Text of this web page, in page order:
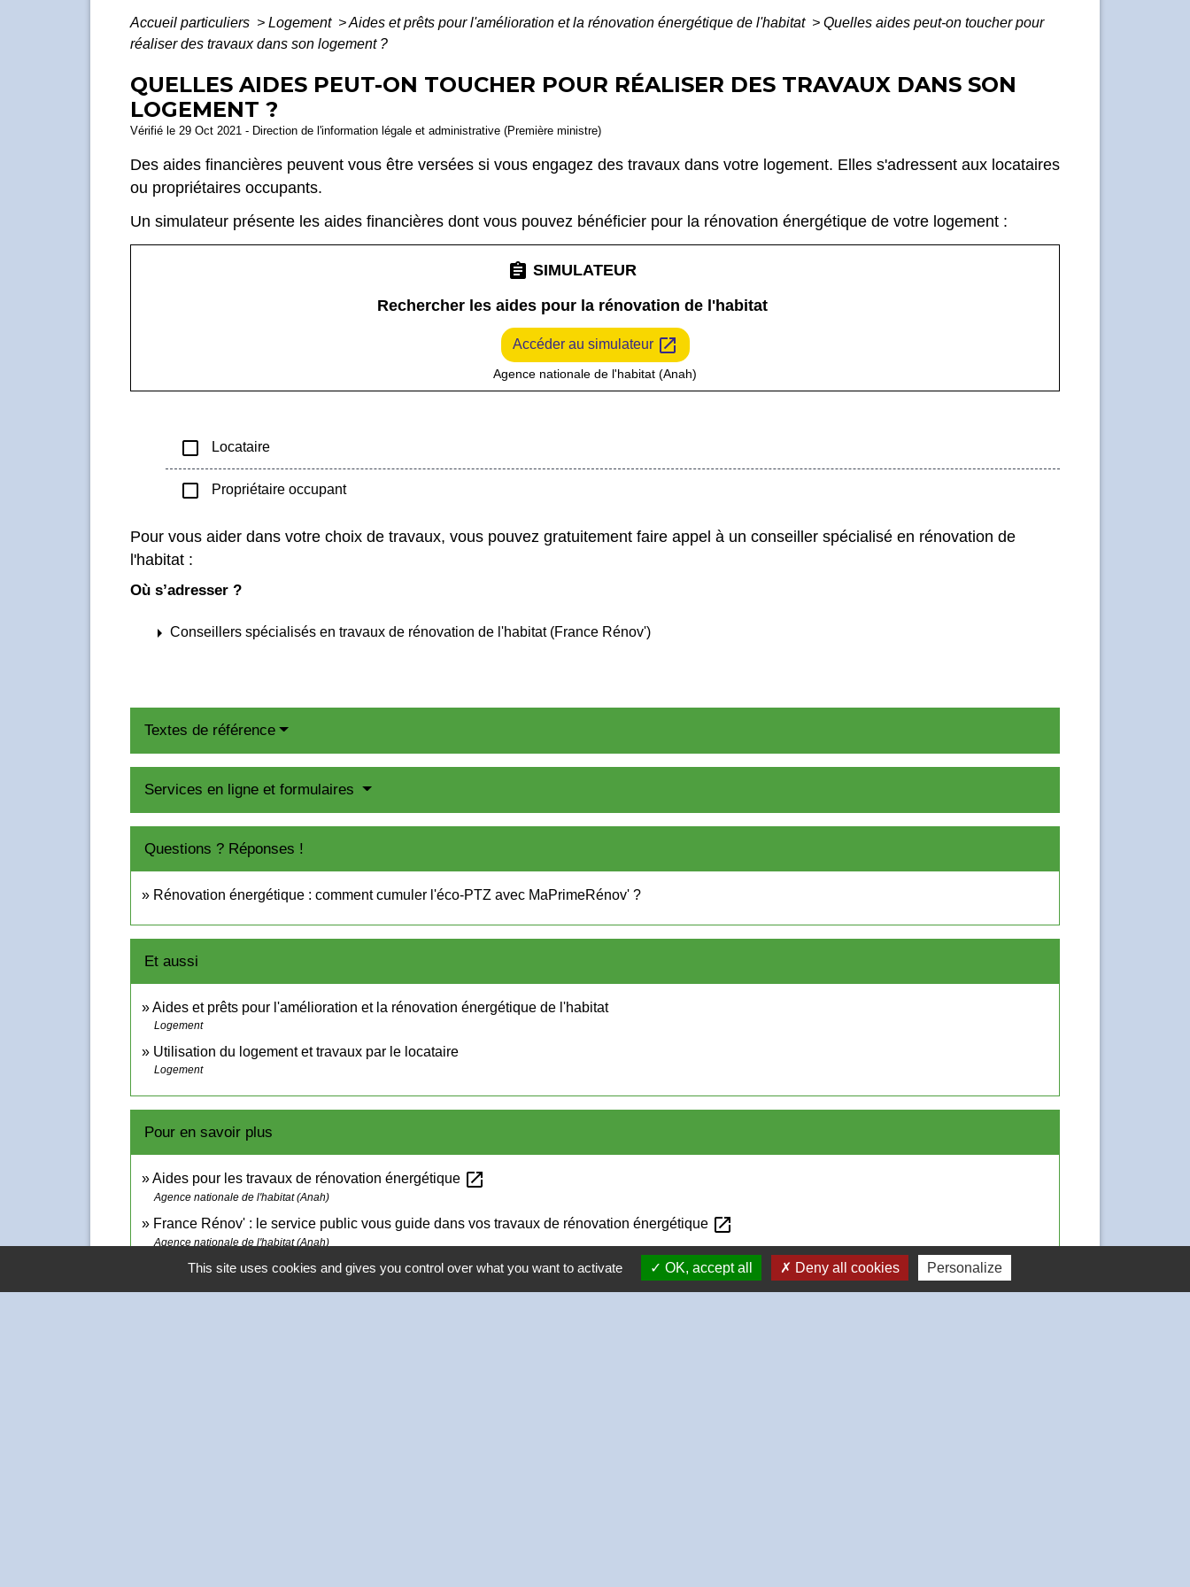
Accueil particuliers > Logement >Aides et prêts pour l'amélioration et la rénovation énergétique de l'habitat > Quelles aides peut-on toucher pour
réaliser des travaux dans son logement ?
QUELLES AIDES PEUT-ON TOUCHER POUR RÉALISER DES TRAVAUX DANS SON
LOGEMENT ?
Vérifié le 29 Oct 2021 - Direction de l'information légale et administrative (Première ministre)
Des aides financières peuvent vous être versées si vous engagez des travaux dans votre logement. Elles s'adressent aux locataires
ou propriétaires occupants.
Un simulateur présente les aides financières dont vous pouvez bénéficier pour la rénovation énergétique de votre logement :
assignment SIMULATEUR
Rechercher les aides pour la rénovation de l'habitat
Accéder au simulateur open_in_new
Agence nationale de l'habitat (Anah)
check_box_outline_blank Locataire
check_box_outline_blank Propriétaire occupant
Pour vous aider dans votre choix de travaux, vous pouvez gratuitement faire appel à un conseiller spécialisé en rénovation de
l'habitat :
Où s’adresser ?
arrow_right Conseillers spécialisés en travaux de rénovation de l'habitat (France Rénov')
Textes de référence
Services en ligne et formulaires
Questions ? Réponses !
Rénovation énergétique : comment cumuler l'éco-PTZ avec MaPrimeRénov' ?
Et aussi
Aides et prêts pour l'amélioration et la rénovation énergétique de l'habitat
Logement
Utilisation du logement et travaux par le locataire
Logement
Pour en savoir plus
Aides pour les travaux de rénovation énergétique open_in_new
Agence nationale de l'habitat (Anah)
France Rénov' : le service public vous guide dans vos travaux de rénovation énergétique open_in_new
Agence nationale de l'habitat (Anah)
Signaler une erreur sur cette page
This site uses cookies and gives you control over what you want to activate OK, accept all Deny all cookies Personalize